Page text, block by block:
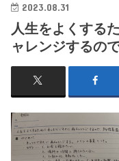
2023.08.31
人生をよくする
ャレンジするの